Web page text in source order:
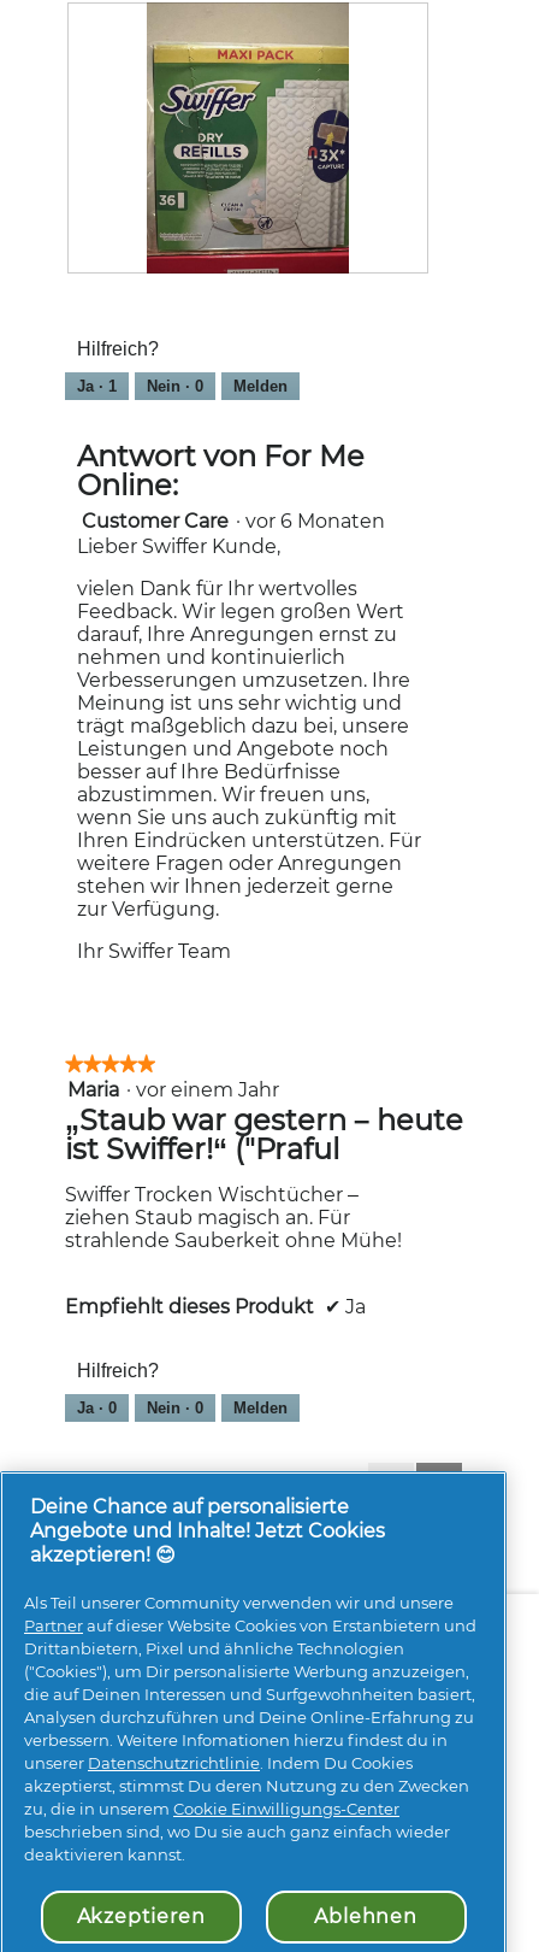
e
r
t
g
F
o
o
o
M
i
e
e
A
k
o
n
w
d
e
n
m
o
a
i
a
o
g
e
l
d
e
ö
n
e
t
Hilfreich?
Ja · 1 Nein · 0 Melden
Antwort von For Me
Online:
Customer Care · vor 6 Monaten
Lieber Swiffer Kunde,
vielen Dank für Ihr wertvolles
Feedback. Wir legen großen Wert
darauf, Ihre Anregungen ernst zu
nehmen und kontinuierlich
Verbesserungen umzusetzen. Ihre
Meinung ist uns sehr wichtig und
trägt maßgeblich dazu bei, unsere
Leistungen und Angebote noch
besser auf Ihre Bedürfnisse
abzustimmen. Wir freuen uns,
wenn Sie uns auch zukünftig mit
Ihren Eindrücken unterstützen. Für
weitere Fragen oder Anregungen
stehen wir Ihnen jederzeit gerne
zur Verfügung.
Ihr Swiffer Team
★★★★★
★★★★★
5
von
5
Sternen.
Maria · vor einem Jahr
„Staub war gestern – heute
ist Swiffer!“ ("Praful
Swiffer Trocken Wischtücher –
ziehen Staub magisch an. Für
strahlende Sauberkeit ohne Mühe!
Empfiehlt dieses Produkt ✔ Ja
Hilfreich?
Ja · 0 Nein · 0 Melden
Über uns Kontakt pg.com besuchen
Mehr Inspiration
Meine Daten
Geschäftsbedingungen
Impressum
Über Cookies Sitemap
Deine Chance auf personalisierte
Angebote und Inhalte! Jetzt Cookies
akzeptieren! 😊
Als Teil unserer Community verwenden wir und unsere
Partnerauf dieser Website Cookies von Erstanbietern und
Drittanbietern, Pixel und ähnliche Technologien
("Cookies"), um Dir personalisierte Werbung anzuzeigen,
die auf Deinen Interessen und Surfgewohnheiten basiert,
Analysen durchzuführen und Deine Online-Erfahrung zu
verbessern. Weitere Infomationen hierzu findest du in
unserer Datenschutzrichtlinie. Indem Du Cookies
akzeptierst, stimmst Du deren Nutzung zu den Zwecken
zu, die in unserem Cookie Einwilligungs-Center
beschrieben sind, wo Du sie auch ganz einfach wieder
deaktivieren kannst.
Akzeptieren Ablehnen